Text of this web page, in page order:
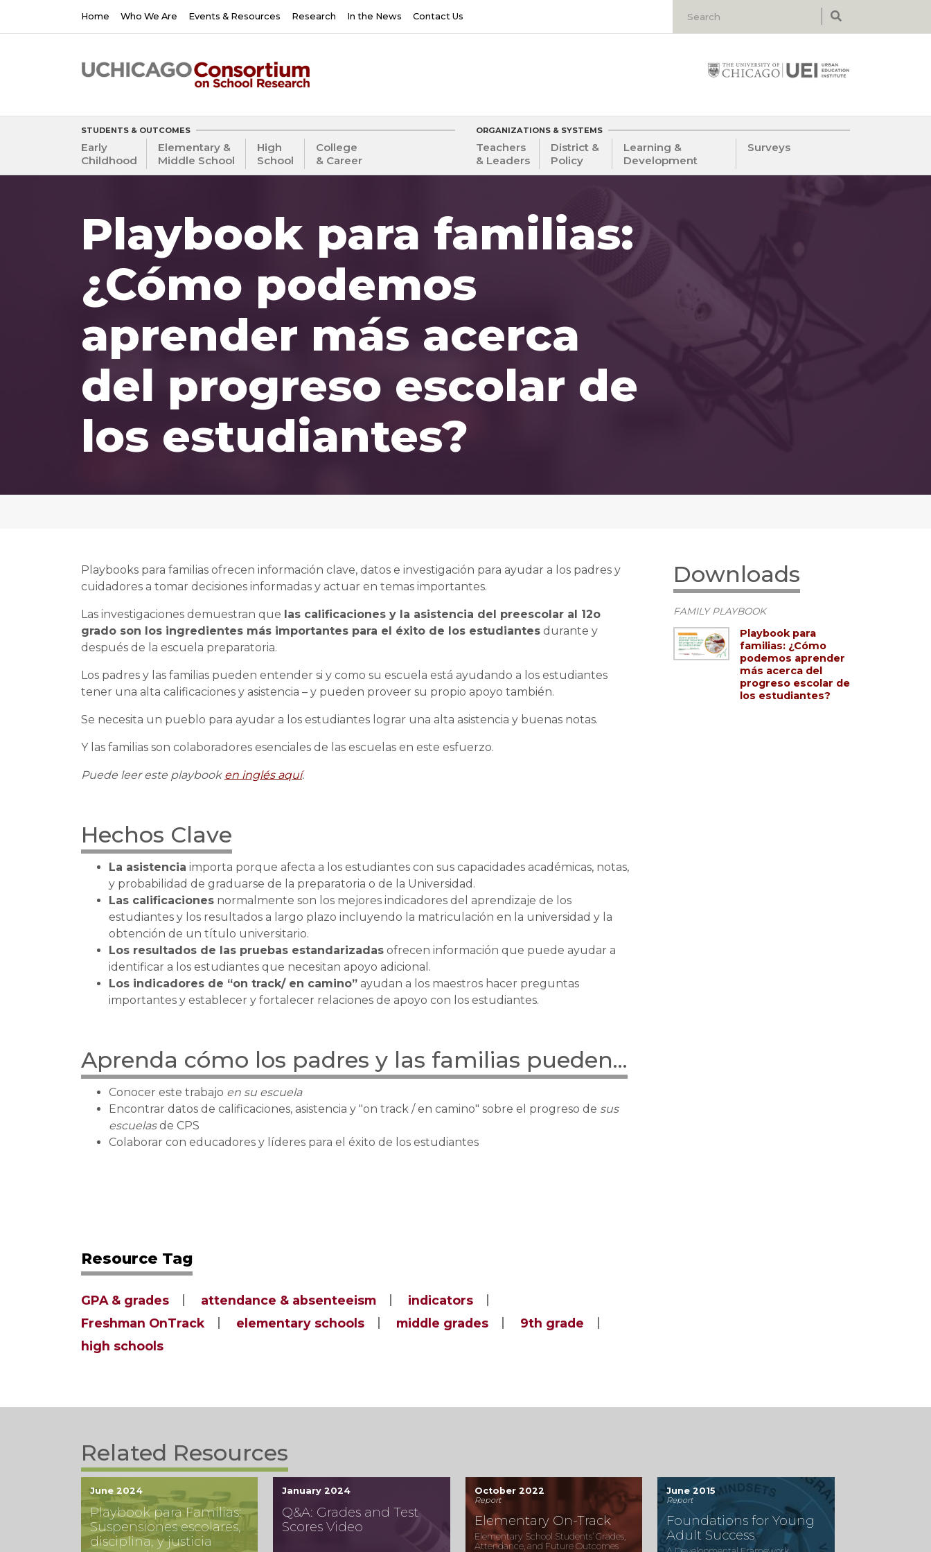
Main
navigation
Home Who We Are Events & Resources Research In the News Contact Us
STUDENTS & OUTCOMES
Early
Childhood
Elementary &
Middle School
High
School
College
& Career
ORGANIZATIONS & SYSTEMS
Teachers
& Leaders
District &
Policy
Learning &
Development
Surveys
Playbook para familias:
¿Cómo podemos
aprender más acerca
del progreso escolar de
los estudiantes?
Playbooks para familias ofrecen información clave, datos e investigación para ayudar a los padres y
cuidadores a tomar decisiones informadas y actuar en temas importantes.
Las investigaciones demuestran que las calificaciones y la asistencia del preescolar al 12o
grado son los ingredientes más importantes para el éxito de los estudiantes durante y
después de la escuela preparatoria.
Los padres y las familias pueden entender si y como su escuela está ayudando a los estudiantes
tener una alta calificaciones y asistencia – y pueden proveer su propio apoyo también.
Se necesita un pueblo para ayudar a los estudiantes lograr una alta asistencia y buenas notas.
Y las familias son colaboradores esenciales de las escuelas en este esfuerzo.
Puede leer este playbook en inglés aquí.
Hechos Clave
La asistencia importa porque afecta a los estudiantes con sus capacidades académicas, notas,
y probabilidad de graduarse de la preparatoria o de la Universidad.
Las calificaciones normalmente son los mejores indicadores del aprendizaje de los
estudiantes y los resultados a largo plazo incluyendo la matriculación en la universidad y la
obtención de un título universitario.
Los resultados de las pruebas estandarizadas ofrecen información que puede ayudar a
identificar a los estudiantes que necesitan apoyo adicional.
Los indicadores de “on track/ en camino” ayudan a los maestros hacer preguntas
importantes y establecer y fortalecer relaciones de apoyo con los estudiantes.
Aprenda cómo los padres y las familias pueden...
Conocer este trabajo en su escuela
Encontrar datos de calificaciones, asistencia y "on track / en camino" sobre el progreso de sus
escuelasde CPS
Colaborar con educadores y líderes para el éxito de los estudiantes
Resource Tag
GPA & grades attendance & absenteeism
indicators
Freshman OnTrack
elementary schools middle grades
9th grade
high schools
Downloads
FAMILY PLAYBOOK
Playbook para
familias: ¿Cómo
podemos aprender
más acerca del
progreso escolar de
los estudiantes?
Related Resources
June 2024
Playbook para Familias:
Suspensiones escolares,
disciplina, y justicia
January 2024
Q&A: Grades and Test
Scores Video
October 2022
Report
Elementary On-Track
Elementary School Students’ Grades,
Attendance, and Future Outcomes
June 2015
Report
Foundations for Young
Adult Success